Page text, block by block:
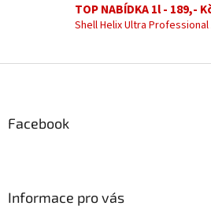
p
i
u
TOP NABÍDKA 1l - 189,-
Shell Helix Ultra Professional
Facebook
Informace pro vás